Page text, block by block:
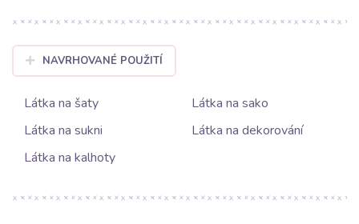
NAVRHOVANÉ POUŽITÍ
Látka na šaty
Látka na sako
Látka na sukni
Látka na dekorování
Látka na kalhoty